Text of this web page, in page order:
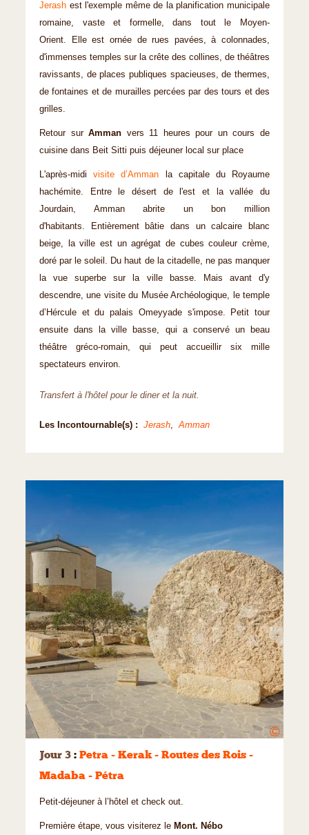
Jerash est l'exemple même de la planification municipale
romaine, vaste et formelle, dans tout le Moyen-
Orient. Elle est ornée de rues pavées, à colonnades,
d'immenses temples sur la crête des collines, de théâtres
ravissants, de places publiques spacieuses, de thermes,
de fontaines et de murailles percées par des tours et des
grilles.
Retour surAmman vers 11 heures pour un cours de
cuisine dans Beit Sitti puis déjeuner local sur place
L'après-midivisite d’Amman la capitale du Royaume
hachémite. Entre le désert de l'est et la vallée du
Jourdain, Amman abrite un bon million
d'habitants. Entièrement bâtie dans un calcaire blanc
beige, la ville est un agrégat de cubes couleur crème,
doré par le soleil. Du haut de la citadelle, ne pas manquer
la vue superbe sur la ville basse. Mais avant d'y
descendre, une visite du Musée Archéologique, le temple
d’Hércule et du palais Omeyyade s'impose. Petit tour
ensuite dans la ville basse, qui a conservé un beau
théâtre gréco-romain, qui peut accueillir six mille
spectateurs environ.
Transfert à l'hôtel pour le diner et la nuit.
Les Incontournable(s) : Jerash,Amman
©
Jour 3 : Petra - Kerak - Routes des Rois -
Madaba - Pétra
Petit-déjeuner à l’hôtel et check out.
Première étape, vous visiterez le Mont. Nébo